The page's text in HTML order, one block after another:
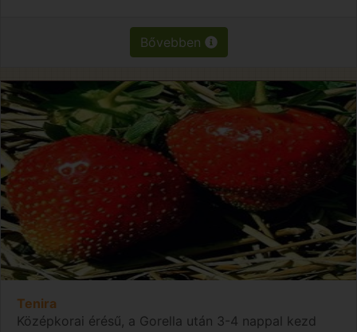
Bővebben
Tenira
Középkorai érésű, a Gorella után 3-4 nappal kezd